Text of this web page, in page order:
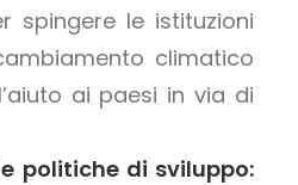
spingere le istituzioni
climatico
ai paesi in via di
politiche di sviluppo: